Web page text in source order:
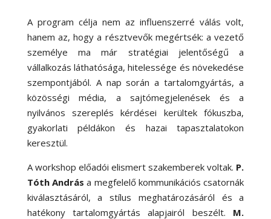
A program célja nem az influenszerré válás volt,
hanem az, hogy a résztvevők megértsék: a vezető
személye ma már stratégiai jelentőségű a
vállalkozás láthatósága, hitelessége és növekedése
szempontjából. A nap során a tartalomgyártás, a
közösségi média, a sajtómegjelenések és a
nyilvános szereplés kérdései kerültek fókuszba,
gyakorlati példákon és hazai tapasztalatokon
keresztül.
A workshop előadói elismert szakemberek voltak. P.
Tóth András a megfelelő kommunikációs csatornák
kiválasztásáról, a stílus meghatározásáról és a
hatékony tartalomgyártás alapjairól beszélt. M.